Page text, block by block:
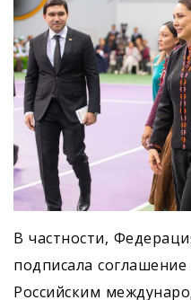
В частности,
подписала
Российским